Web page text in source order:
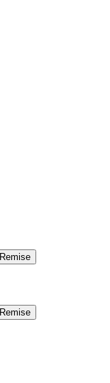
Remise
Remise